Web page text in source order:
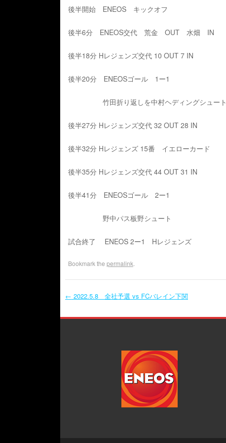
後半開始 ENEOS キックオフ
後半6分 ENEOS交代 荒金 OUT 水畑 IN
後半18分 Hレジェンズ交代 10 OUT 7 IN
後半20分 ENEOSゴール 1ー1
竹田折り返しを中村ヘディングシュート
後半27分 Hレジェンズ交代 32 OUT 28 IN
後半32分 Hレジェンズ 15番 イエローカード
後半35分 Hレジェンズ交代 44 OUT 31 IN
後半41分 ENEOSゴール 2ー1
野中パス板野シュート
試合終了 ENEOS 2ー1 Hレジェンズ
Bookmark the permalink
Post navigation
← 2022.5.8 全社予選 vs FCバレイン下関